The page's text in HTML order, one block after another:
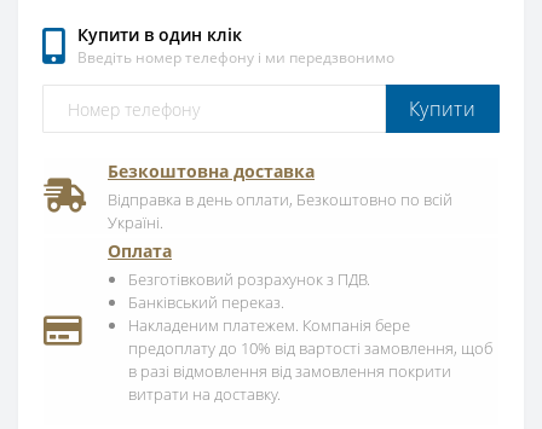
Купити в один клік
Введіть номер телефону і ми передзвонимо
Купити
Безкоштовна доставка
Відправка в день оплати, Безкоштовно по всій
Україні.
Оплата
Безготівковий розрахунок з ПДВ.
Банківський переказ.
Накладеним платежем. Компанія бере
предоплату до 10% від вартості замовлення, щоб
в разі відмовлення від замовлення покрити
витрати на доставку.